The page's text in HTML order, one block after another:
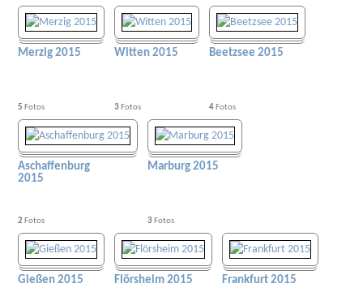
Merzig 2015
5 Fotos
Witten 2015
3 Fotos
Beetzsee 2015
4 Fotos
Aschaffenburg
2015
2 Fotos
Marburg 2015
3 Fotos
Gießen 2015 Flörsheim 2015 Frankfurt 2015